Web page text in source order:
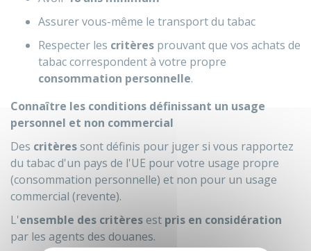
Assurer vous-même le transport du tabac
Respecter les critères prouvant que vos achats de
tabac correspondent à votre propre
consommation personnelle.
Connaître les conditions définissant un usage
personnel et non commercial
Des critèressont définis pour juger si vous rapportez
du tabac d'un pays de l'UE pour votre usage propre
(consommation personnelle) et non pour un usage
commercial (revente).
L'ensemble des critèresest pris en considération
par les agents des douanes.